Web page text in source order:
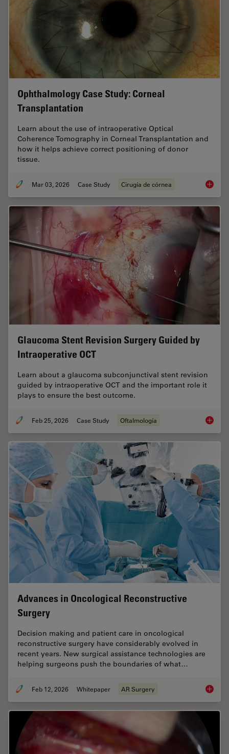
Ophthalmology Case Study: Corneal
Transplantation
Learn about the use of intraoperative Optical
Coherence Tomography in Corneal Transplantation and
how it helps achieve correct positioning of donor
tissue.
Mar 03, 2026 Case Study Cirugía de córnea
Glaucoma Stent Revision Surgery Guided by
Intraoperative OCT
Learn about a glaucoma subconjunctival stent revision
guided by intraoperative OCT and the important role it
plays to ensure the best outcome.
Feb 25, 2026 Case Study Oftalmología
Advances in Oncological Reconstructive
Surgery
Decision making and patient care in oncological
reconstructive surgery have considerably evolved in
recent years. New surgical assistance technologies are
helping surgeons push the boundaries of what…
Feb 12, 2026 Whitepaper AR Surgery